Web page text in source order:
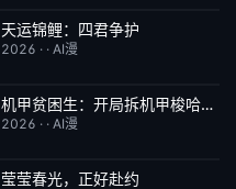
完结
天运锦鲤：四君争护
2026 · · AI漫
完结 1.0机甲贫困生：开局拆机甲梭哈成神
2026 · · AI漫
完结
莹莹春光，正好赴约